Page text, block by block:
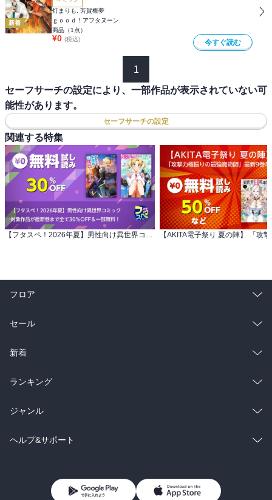
新着
灯まりも, 芳賀概夢
ｇｏｏｄ！アフタヌーン
商品（1 点）
¥0 (税込) 今すぐ読む
1
セーフサーチの設定により、一部作品が表示されていない可
能性があります。
セーフサーチの設定
関連する特集
【フタスペ！2026年夏】男性向け異世界コミック 対象作品が最新巻まで全て30％OFF＆一部無料！
フロア
総合
ラノベ
雑誌・グラビア
BL・TL
セール
総合
ラノベ
雑誌・グラビア
BL・TL
新着
総合
ラノベ
雑誌・グラビア
ランキング
総合
ラノベ
ジャンル
コミック
ライトノベル 男子向けラノベ
ヘルプ&サポート
よくあるご質問 お問い合わせ